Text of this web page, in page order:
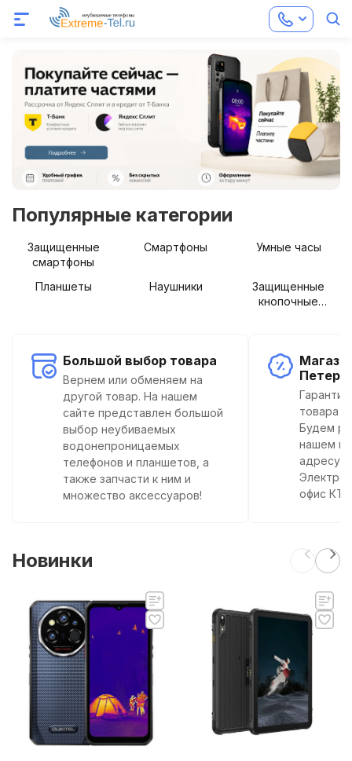
Популярные категории
Защищенные
смартфоны
Смартфоны Умные часы
Планшеты Наушники
Защищенные
кнопочные
Большой выбор товара
Вернем или обменяем на
другой товар. На нашем
сайте представлен большой
выбор неубиваемых
водонепроницаемых
телефонов и планшетов, а
также запчасти к ним и
множество аксессуаров!
товара
Будем
нашем
адресу
офис КТС
Новинки